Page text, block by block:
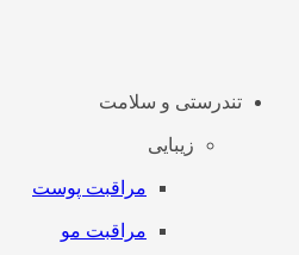
تندرستی و سلامت
زیبایی
مراقبت پوست
مراقبت مو